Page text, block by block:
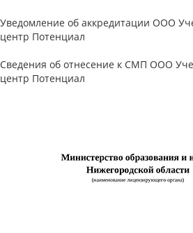
Уведомление об аккредитации ООО
центр Потенциал
Сведения об отнесение к СМП ООО
центр Потенциал